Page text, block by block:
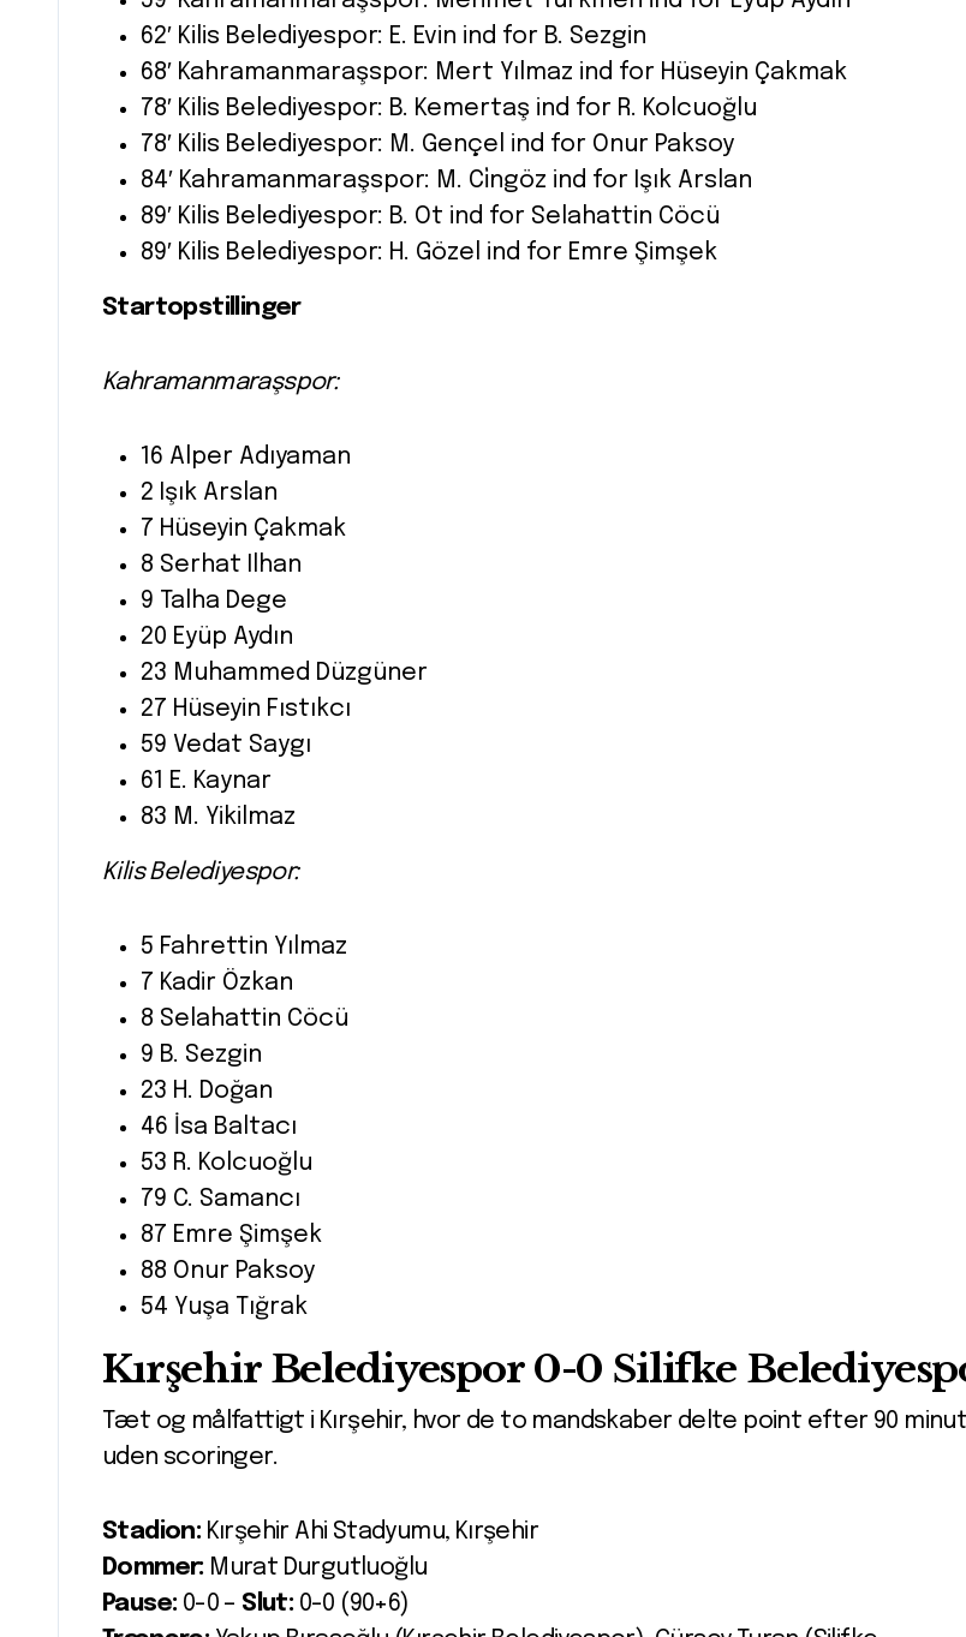
62′ Kilis Belediyespor: E. Evin ind for B. Sezgin
68′ Kahramanmaraşspor: Mert Yılmaz ind for Hüseyin Çakmak
78′ Kilis Belediyespor: B. Kemertaş ind for R. Kolcuoğlu
78′ Kilis Belediyespor: M. Gençel ind for Onur Paksoy
84′ Kahramanmaraşspor: M. Ci̇ngöz ind for Işık Arslan
89′ Kilis Belediyespor: B. Ot ind for Selahattin Cöcü
89′ Kilis Belediyespor: H. Gözel ind for Emre Şimşek
Startopstillinger
Kahramanmaraşspor:
16 Alper Adıyaman
2 Işık Arslan
7 Hüseyin Çakmak
8 Serhat Ilhan
9 Talha Dege
20 Eyüp Aydın
23 Muhammed Düzgüner
27 Hüseyin Fıstıkcı
59 Vedat Saygı
61 E. Kaynar
83 M. Yikilmaz
Kilis Belediyespor:
5 Fahrettin Yılmaz
7 Kadir Özkan
8 Selahattin Cöcü
9 B. Sezgin
23 H. Doğan
46 İsa Baltacı
53 R. Kolcuoğlu
79 C. Samancı
87 Emre Şimşek
88 Onur Paksoy
54 Yuşa Tığrak
Kırşehir Belediyespor 0-0 Silifke
Tæt og målfattigt i Kırşehir, hvor de to mandskaber delte point efter 90
uden scoringer.
Stadion: Kırşehir Ahi Stadyumu, Kırşehir
Dommer: Murat Durgutluoğlu
Pause: 0-0 – Slut: 0-0 (90+6)